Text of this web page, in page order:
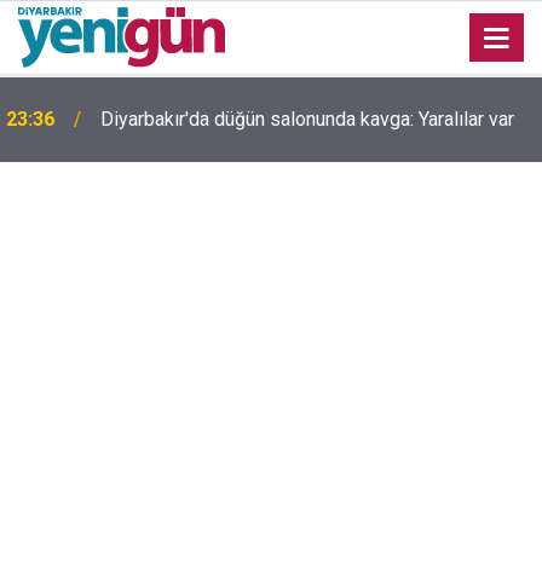
23:36 Diyarbakır'da düğün salonunda kavga: Yaralılar var